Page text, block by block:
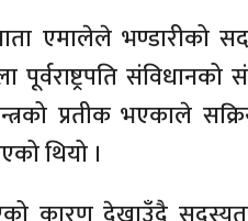
एमालेले भण्डारीको
पूर्वराष्ट्रपति
प्रतीक भएकाले
थियो ।